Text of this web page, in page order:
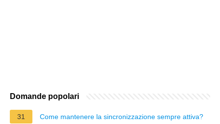
Domande popolari
31 Come mantenere la sincronizzazione sempre attiva?